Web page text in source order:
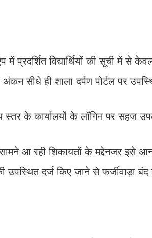
विद्यार्थियों की सूची में से केवल
सीधे ही शाला दर्पण पोर्टल पर
के कार्यालयों के लॉगिन पर सहज
आ रही शिकायतों के मद्देनजर इसे
दर्ज किए जाने से फर्जीवाड़ा